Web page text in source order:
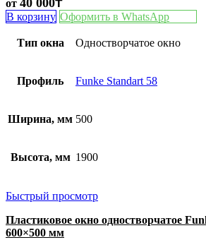
от 40 000₸
В корзину Оформить в WhatsApp
Тип окна Одностворчатое окно
Профиль Funke Standart 58
Ширина, мм 500
Высота, мм 1900
Быстрый просмотр
Пластиковое окно одностворчатое
600×500 мм